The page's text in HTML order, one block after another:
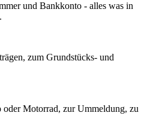
und Bankkonto - alles was in
zum Grundstücks- und
Motorrad, zur Ummeldung, zu